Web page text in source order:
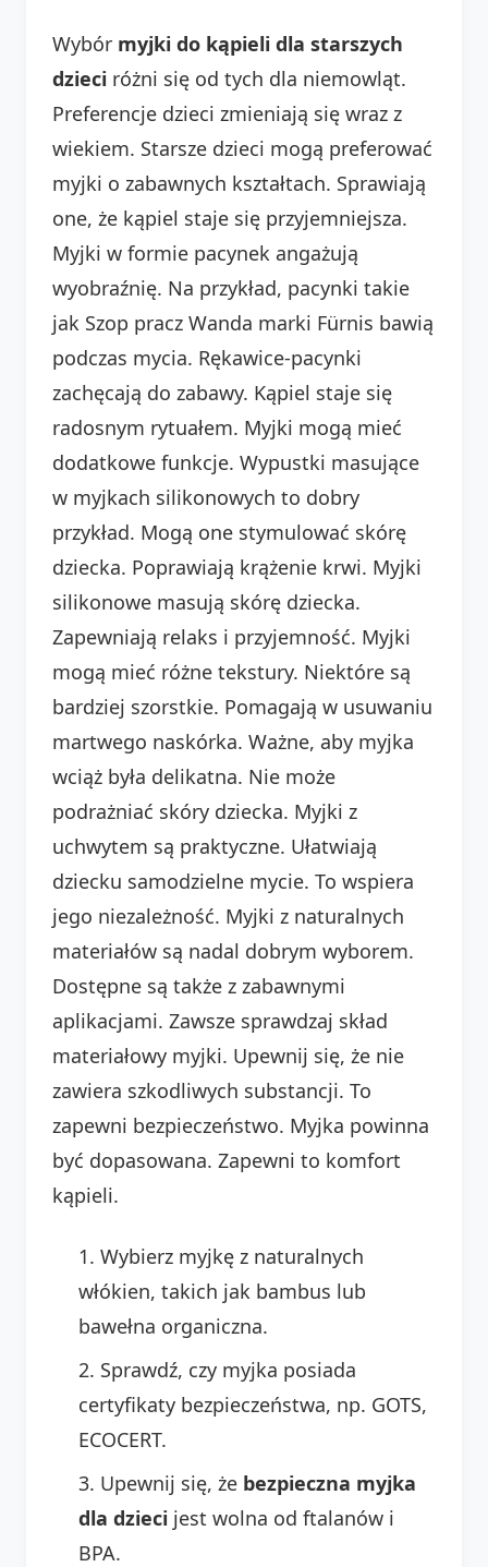
Wybór myjki do kąpieli dla starszych
dzieci różni się od tych dla niemowląt.
Preferencje dzieci zmieniają się wraz z
wiekiem. Starsze dzieci mogą preferować
myjki o zabawnych kształtach. Sprawiają
one, że kąpiel staje się przyjemniejsza.
Myjki w formie pacynek angażują
wyobraźnię. Na przykład, pacynki takie
jak Szop pracz Wanda marki Fürnis bawią
podczas mycia. Rękawice-pacynki
zachęcają do zabawy. Kąpiel staje się
radosnym rytuałem. Myjki mogą mieć
dodatkowe funkcje. Wypustki masujące
w myjkach silikonowych to dobry
przykład. Mogą one stymulować skórę
dziecka. Poprawiają krążenie krwi. Myjki
silikonowe masują skórę dziecka.
Zapewniają relaks i przyjemność. Myjki
mogą mieć różne tekstury. Niektóre są
bardziej szorstkie. Pomagają w usuwaniu
martwego naskórka. Ważne, aby myjka
wciąż była delikatna. Nie może
podrażniać skóry dziecka. Myjki z
uchwytem są praktyczne. Ułatwiają
dziecku samodzielne mycie. To wspiera
jego niezależność. Myjki z naturalnych
materiałów są nadal dobrym wyborem.
Dostępne są także z zabawnymi
aplikacjami. Zawsze sprawdzaj skład
materiałowy myjki. Upewnij się, że nie
zawiera szkodliwych substancji. To
zapewni bezpieczeństwo. Myjka powinna
być dopasowana. Zapewni to komfort
kąpieli.
Wybierz myjkę z naturalnych
włókien, takich jak bambus lub
bawełna organiczna.
Sprawdź, czy myjka posiada
certyfikaty bezpieczeństwa, np. GOTS,
ECOCERT.
Upewnij się, że bezpieczna myjka
dla dzieci jest wolna od ftalanów i
BPA.